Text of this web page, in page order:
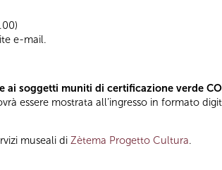
e-mail.
ai soggetti muniti di certificazione verde
essere mostrata all’ingresso in formato
museali di Zètema Progetto Cultura.